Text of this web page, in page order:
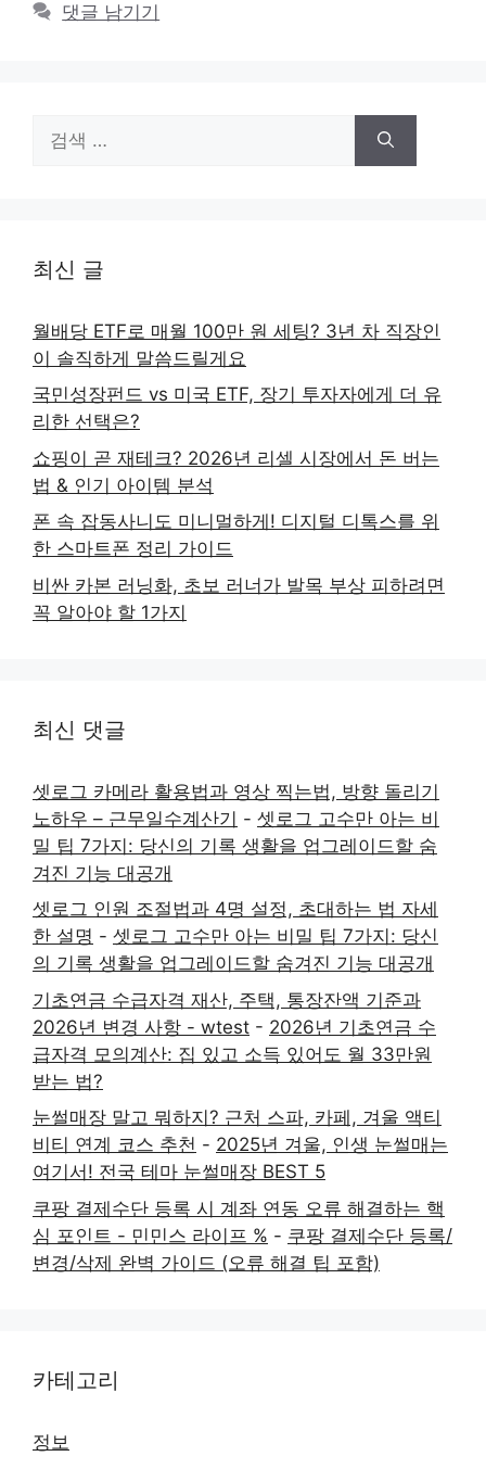
댓글 남기기
색:
최신 글
월배당 ETF로 매월 100만 원 세팅? 3년 차 직장인
이 솔직하게 말씀드릴게요
국민성장펀드 vs 미국 ETF, 장기 투자자에게 더 유
리한 선택은?
쇼핑이 곧 재테크? 2026년 리셀 시장에서 돈 버는
법 & 인기 아이템 분석
폰 속 잡동사니도 미니멀하게! 디지털 디톡스를 위
한 스마트폰 정리 가이드
비싼 카본 러닝화, 초보 러너가 발목 부상 피하려면
꼭 알아야 할 1가지
최신 댓글
셋로그 카메라 활용법과 영상 찍는법, 방향 돌리기
노하우 – 근무일수계산기 - 셋로그 고수만 아는 비
밀 팁 7가지: 당신의 기록 생활을 업그레이드할 숨
겨진 기능 대공개
셋로그 인원 조절법과 4명 설정, 초대하는 법 자세
한 설명 - 셋로그 고수만 아는 비밀 팁 7가지: 당신
의 기록 생활을 업그레이드할 숨겨진 기능 대공개
기초연금 수급자격 재산, 주택, 통장잔액 기준과
2026년 변경 사항 - wtest - 2026년 기초연금 수
급자격 모의계산: 집 있고 소득 있어도 월 33만원
받는 법?
눈썰매장 말고 뭐하지? 근처 스파, 카페, 겨울 액티
비티 연계 코스 추천 - 2025년 겨울, 인생 눈썰매는
여기서! 전국 테마 눈썰매장 BEST 5
쿠팡 결제수단 등록 시 계좌 연동 오류 해결하는 핵
심 포인트 - 민민스 라이프 % - 쿠팡 결제수단 등록/
변경/삭제 완벽 가이드 (오류 해결 팁 포함)
카테고리
정보